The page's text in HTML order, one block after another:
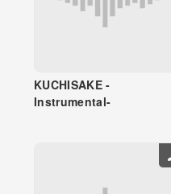
KUCHISAKE -
Instrumental-